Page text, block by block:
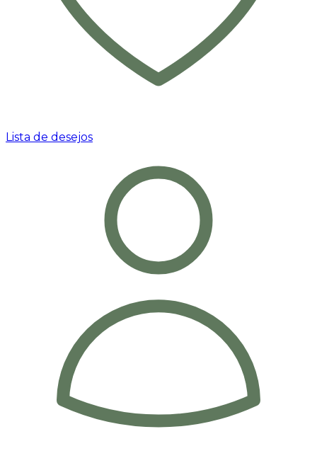
Lista de desejos